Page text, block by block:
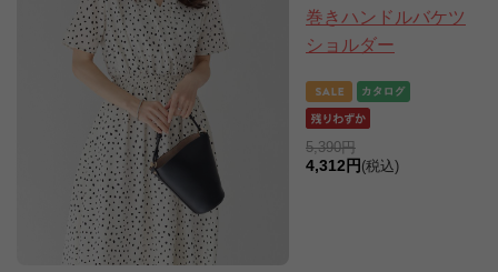
巻きハンドルバケツ
ショルダー
5,390円
4,312円 (税込)